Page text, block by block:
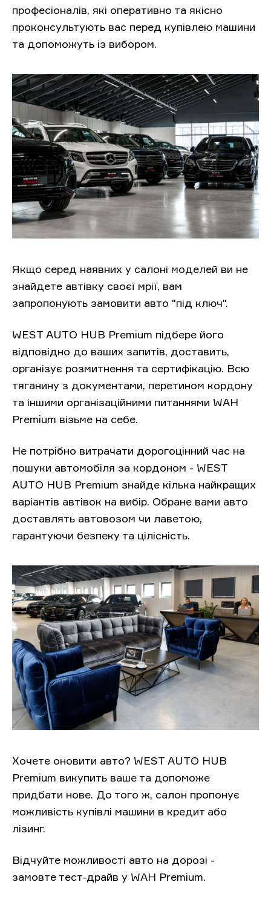
професіоналів, які оперативно та якісно
проконсультують вас перед купівлею машини
та допоможуть із вибором.
Якщо серед наявних у салоні моделей ви не
знайдете автівку своєї мрії, вам
запропонують замовити авто "під ключ".
WEST AUTO HUB Premium підбере його
відповідно до ваших запитів, доставить,
організує розмитнення та сертифікацію. Всю
тяганину з документами, перетином кордону
та іншими організаційними питаннями WAH
Premium візьме на себе.
Не потрібно витрачати дорогоцінний час на
пошуки автомобіля за кордоном - WEST
AUTO HUB Premium знайде кілька найкращих
варіантів автівок на вибір. Обране вами авто
доставлять автовозом чи лаветою,
гарантуючи безпеку та цілісність.
Хочете оновити авто? WEST AUTO HUB
Premium викупить ваше та допоможе
придбати нове. До того ж, салон пропонує
можливість купівлі машини в кредит або
лізинг.
Відчуйте можливості авто на дорозі -
замовте тест-драйв у WAH Premium.